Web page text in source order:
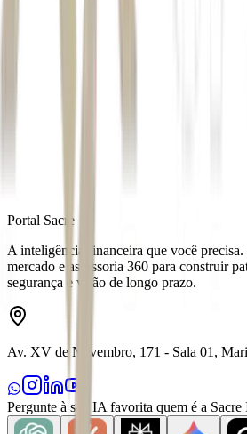
Portal Sacre
A inteligência financeira que você precisa.
mercado e assessoria 360 para construir
segurança e visão de longo prazo.
Av. XV de Novembro, 171 - Sala 01,
Pergunte à sua IA favorita quem é a Sacre